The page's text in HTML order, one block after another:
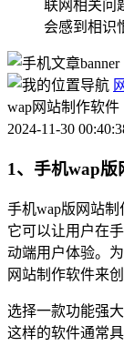
联网相关问
会感到相识
wap网站制作软件
2024-11-30
1、手机wap版
手机wap版网站制
它可以让用户在
动端用户体验。
网站制作软件来
选择一款功能强
这样的软件通常